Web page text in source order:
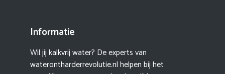
Informatie
Wil jij kalkvrij water? De experts van
waterontharderrevolutie.nl helpen bij het